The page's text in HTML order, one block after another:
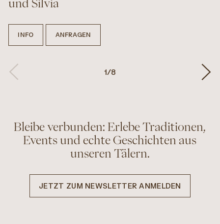
und Silvia
INFO ANFRAGEN
1/8
Bleibe verbunden: Erlebe Traditionen,
Events und echte Geschichten aus
unseren Tälern.
JETZT ZUM NEWSLETTER ANMELDEN